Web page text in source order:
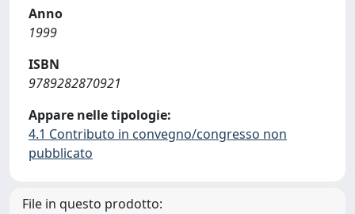
Anno
1999
ISBN
9789282870921
Appare nelle tipologie:
4.1 Contributo in convegno/congresso non
pubblicato
File in questo prodotto: